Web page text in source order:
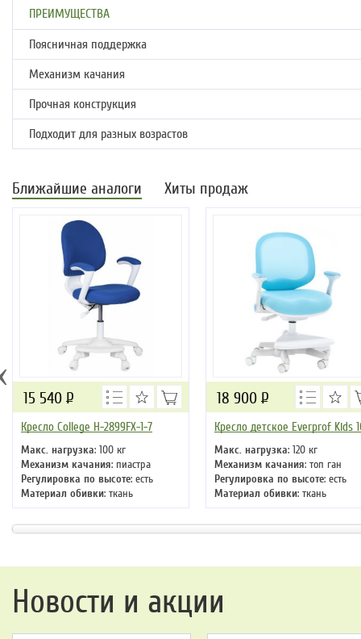
ПРЕИМУЩЕСТВА
Поясничная поддержка
Механизм качания
Прочная конструкция
Подходит для разных возрастов
Ближайшие аналоги Хиты продаж
Кресло College H-2899FX-1-7
Макс. нагрузка: 100 кг
Механизм качания: пиастра
Регулировка по высоте: есть
Материал обивки: ткань
Подлокотники: да
Крестовина: пластиковая
15 540 Р
Кресло детское Everprof Kids
Макс. нагрузка: 120 кг
Механизм качания: топ ган
Регулировка по высоте: есть
Материал обивки: ткань
Подлокотники: да
Крестовина: пластиковая
18 900 Р
Новости и акции